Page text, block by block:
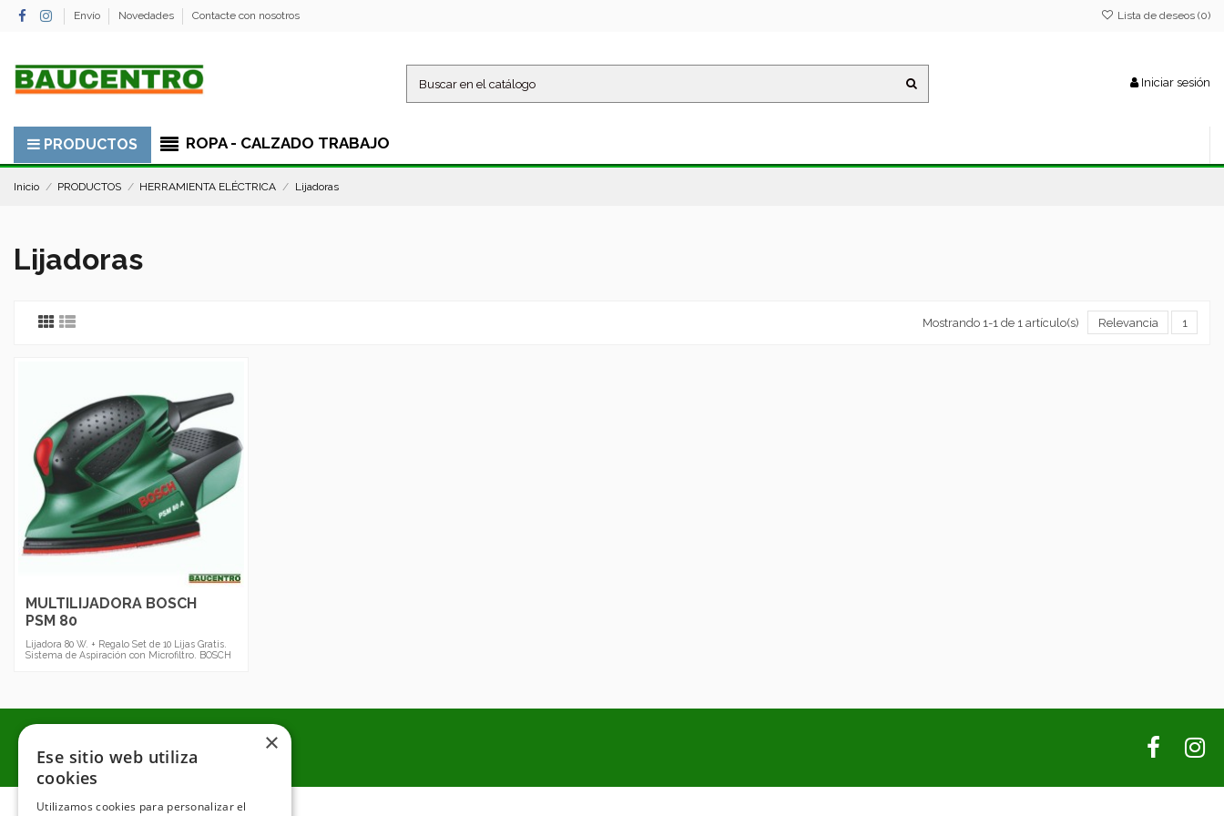
Envío Novedades Contacte con nosotros Lista de deseos (0)
Iniciar sesión
PRODUCTOS ROPA - CALZADO TRABAJO
Inicio PRODUCTOS HERRAMIENTA ELÉCTRICA Lijadoras
Lijadoras
Mostrando 1-1 de 1 artículo(s) Relevancia 1
MULTILIJADORA BOSCH
PSM 80
Lijadora 80 W. + Regalo Set de 10 Lijas Gratis.
Sistema de Aspiración con Microfiltro. BOSCH
×
Ese sitio web utiliza
cookies
Utilizamos cookies para personalizar el